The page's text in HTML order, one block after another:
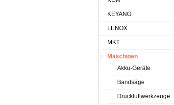
KEYANG
LENOX
MKT
Maschinen
Akku-Geräte
Bandsäge
Druckluftwerkzeuge